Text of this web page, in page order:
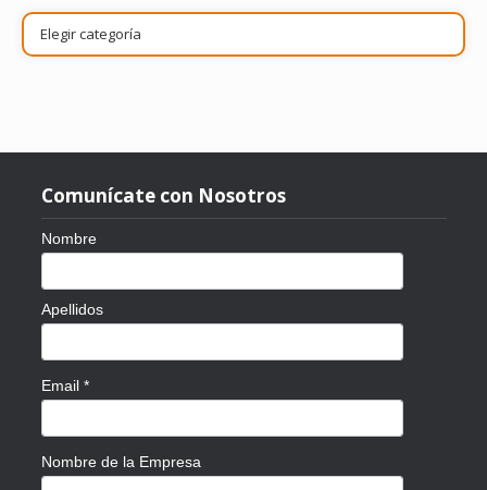
Publicaciones
por
tema
Comunícate con Nosotros
Nombre
Apellidos
Email *
Nombre de la Empresa